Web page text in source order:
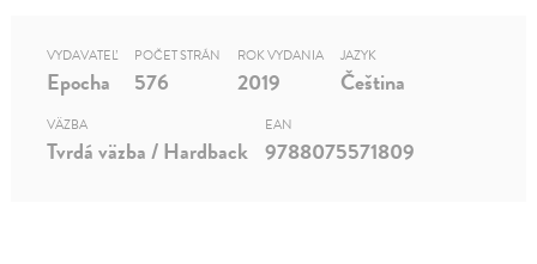
VYDAVATEĽ
Epocha
POČET STRÁN
576
ROK VYDANIA
2019
JAZYK
Čeština
VÄZBA
Tvrdá väzba / Hardback
EAN
9788075571809